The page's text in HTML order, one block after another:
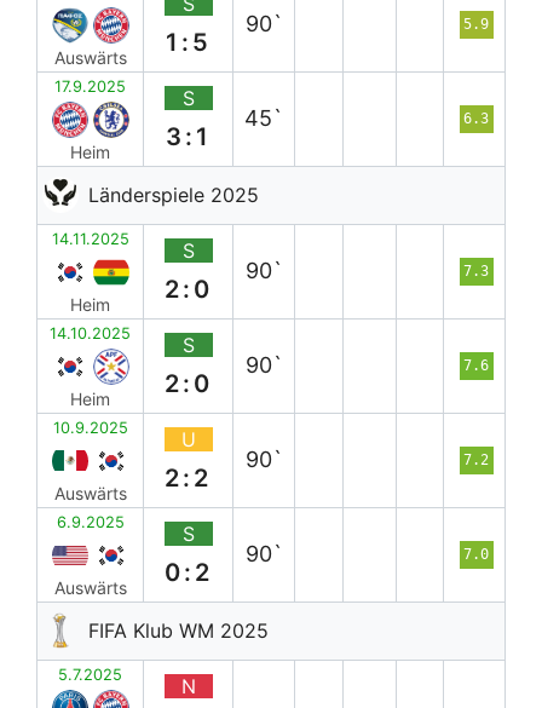
Auswärts
1:5
90` 5.9
17.9.2025
Heim
S
3:1
45` 6.3
Länderspiele 2025
14.11.2025
Heim
S
2:0
90` 7.3
14.10.2025
Heim
S
2:0
90` 7.6
10.9.2025
Auswärts
U
2:2
90` 7.2
6.9.2025
Auswärts
S
0:2
90` 7.0
FIFA Klub WM 2025
5.7.2025 N